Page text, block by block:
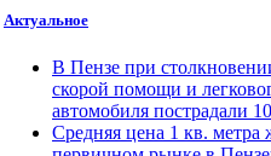
Актуальное
В Пензе при
скорой помощи и
автомобиля пострадали
Средняя цена 1 кв. метра